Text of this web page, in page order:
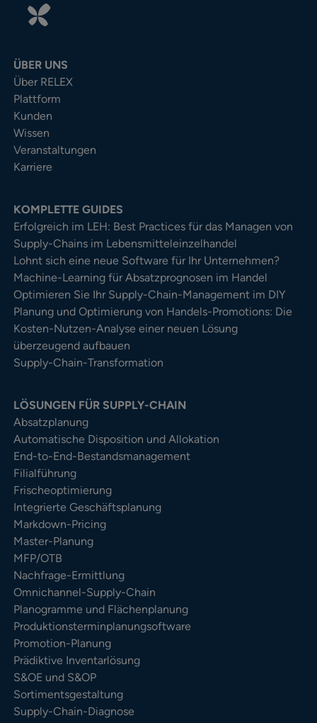
ÜBER UNS
Über RELEX
Plattform
Kunden
Wissen
Veranstaltungen
Karriere
KOMPLETTE GUIDES
Erfolgreich im LEH: Best Practices für das Managen von
Supply-Chains im Lebensmitteleinzelhandel
Lohnt sich eine neue Software für Ihr Unternehmen?
Machine-Learning für Absatzprognosen im Handel
Optimieren Sie Ihr Supply-Chain-Management im DIY
Planung und Optimierung von Handels-Promotions: Die
Kosten-Nutzen-Analyse einer neuen Lösung
überzeugend aufbauen
Supply-Chain-Transformation
LÖSUNGEN FÜR SUPPLY-CHAIN
Absatzplanung
Automatische Disposition und Allokation
End-to-End-Bestandsmanagement
Filialführung
Frischeoptimierung
Integrierte Geschäftsplanung
Markdown-Pricing
Master-Planung
MFP/OTB
Nachfrage-Ermittlung
Omnichannel-Supply-Chain
Planogramme und Flächenplanung
Produktionsterminplanungsoftware
Promotion-Planung
Prädiktive Inventarlösung
S&OE und S&OP
Sortimentsgestaltung
Supply-Chain-Diagnose